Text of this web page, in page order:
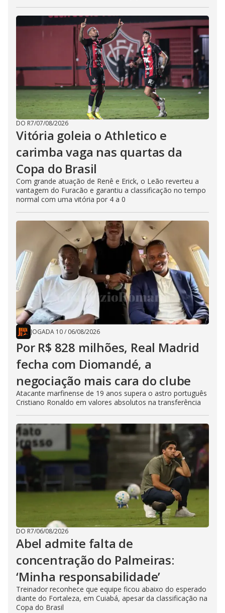
DO R7/07/08/2026
Vitória goleia o Athletico e
carimba vaga nas quartas da
Copa do Brasil
Com grande atuação de Renê e Erick, o Leão reverteu a
vantagem do Furacão e garantiu a classificação no tempo
normal com uma vitória por 4 a 0
JOGADA 10/ 06/08/2026
Por R$ 828 milhões, Real Madrid
fecha com Diomandé, a
negociação mais cara do clube
Atacante marfinense de 19 anos supera o astro português
Cristiano Ronaldo em valores absolutos na transferência
DO R7/06/08/2026
Abel admite falta de
concentração do Palmeiras:
‘Minha responsabilidade’
Treinador reconhece que equipe ficou abaixo do esperado
diante do Fortaleza, em Cuiabá, apesar da classificação na
Copa do Brasil